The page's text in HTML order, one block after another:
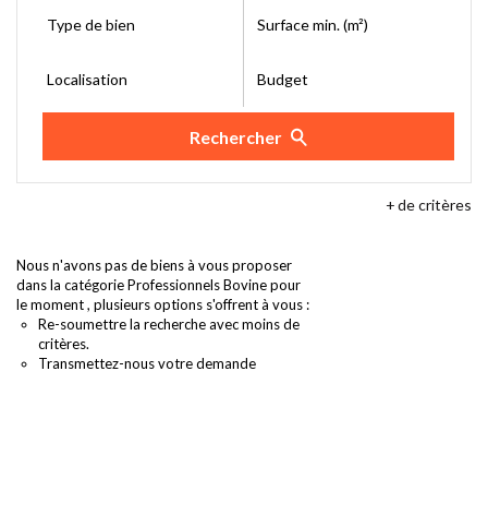
Type de bien Surface min. (m²)
Localisation Budget
Rechercher
+de critères
Nous n'avons pas de biens à vous proposer
dans la catégorie Professionnels Bovine pour
le moment , plusieurs options s'offrent à vous :
Re-soumettre la recherche avec moins de
critères.
Transmettez-nous votre demande